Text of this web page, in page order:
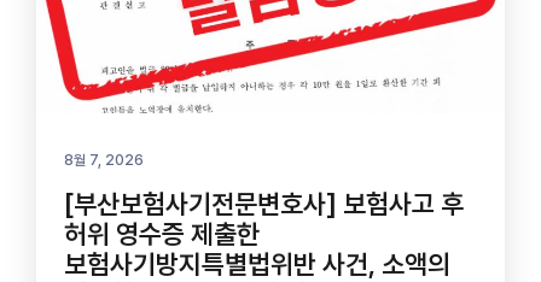
8월 7, 2026
[부산보험사기전문변호사] 보험사고 후
허위 영수증 제출한
보험사기방지특별법위반 사건, 소액의